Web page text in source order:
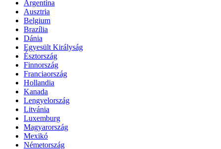
Argentína
Ausztria
Belgium
Brazília
Dánia
Egyesült Királyság
Észtország
Finnország
Franciaország
Hollandia
Kanada
Lengyelország
Litvánia
Luxemburg
Magyarország
Mexikó
Németország